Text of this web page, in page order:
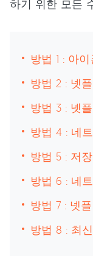
하기 위한 모든
방법 1 : 아
방법 2 : 넷
방법 3 : 넷
방법 4 : 네
방법 5 : 저
방법 6 : 네
방법 7 : 넷
방법 8 : 최